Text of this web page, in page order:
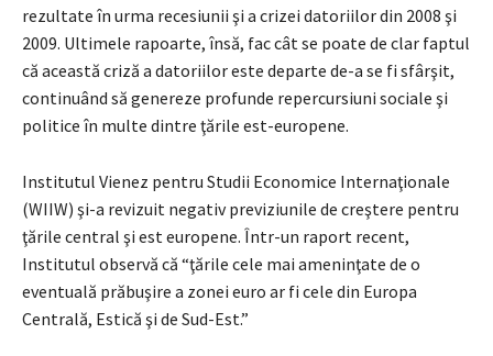
rezultate în urma recesiunii şi a crizei datoriilor din 2008 şi
2009. Ultimele rapoarte, însă, fac cât se poate de clar faptul
că această criză a datoriilor este departe de-a se fi sfârşit,
continuând să genereze profunde repercursiuni sociale şi
politice în multe dintre ţările est-europene.
Institutul Vienez pentru Studii Economice Internaţionale
(WIIW) şi-a revizuit negativ previziunile de creştere pentru
ţările central şi est europene. Într-un raport recent,
Institutul observă că “ţările cele mai ameninţate de o
eventuală prăbuşire a zonei euro ar fi cele din Europa
Centrală, Estică şi de Sud-Est.”